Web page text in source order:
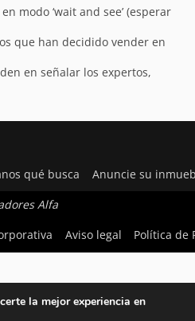
modo ‘wait and see’ (esperar
que han decidido vender en
en señalar los expertos,
qué busca Anuncie su
Alfa
Aviso legal Política de
la mejor experiencia en